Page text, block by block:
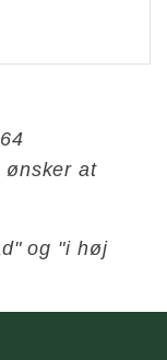
ønsker at
og "i høj